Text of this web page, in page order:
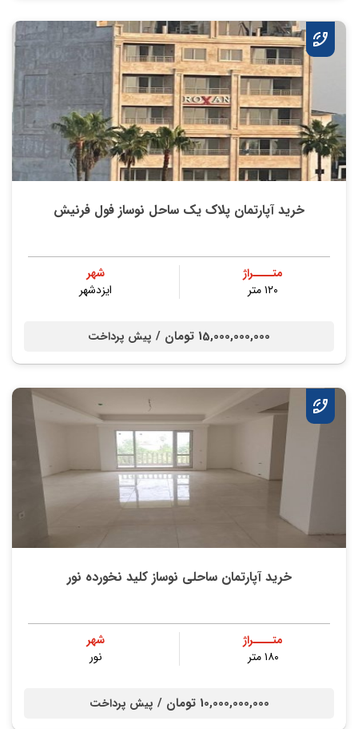
خرید آپارتمان پلاک یک ساحل نوساز فول فرنیش
متــــراژ
۱۲۰ متر
شهر
ایزدشهر
15,000,000,000 تومان / پیش پرداخت
خرید آپارتمان ساحلی نوساز کلید نخورده نور
متــــراژ
۱۸۰ متر
شهر
نور
10,000,000,000 تومان / پیش پرداخت